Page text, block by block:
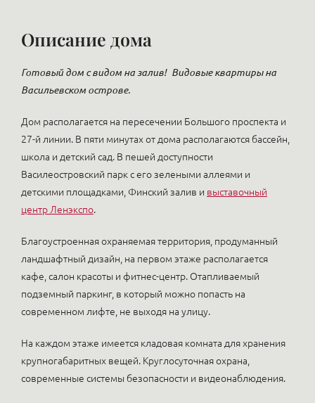
Описание дома
Готовый дом с видом на залив! Видовые квартиры на
Васильевском острове.
Дом располагается на пересечении Большого проспекта и
27-й линии. В пяти минутах от дома располагаются бассейн,
школа и детский сад. В пешей доступности
Василеостровский парк с его зелеными аллеями и
детскими площадками, Финский залив и выставочный
центр Ленэкспо.
Благоустроенная охраняемая территория, продуманный
ландшафтный дизайн, на первом этаже располагается
кафе, салон красоты и фитнес-центр. Отапливаемый
подземный паркинг, в который можно попасть на
современном лифте, не выходя на улицу.
На каждом этаже имеется кладовая комната для хранения
крупногабаритных вещей. Круглосуточная охрана,
современные системы безопасности и видеонаблюдения.